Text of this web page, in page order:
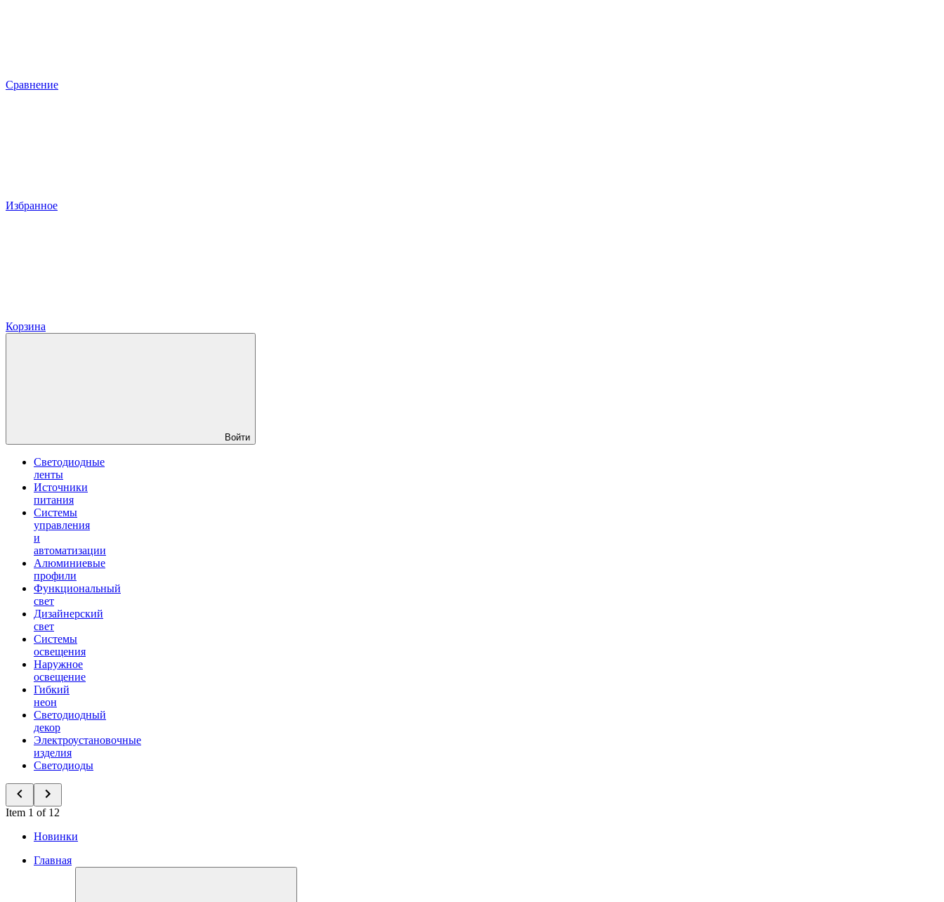
Сравнение
Избранное
Корзина
Войти
Светодиодные
ленты
Источники
питания
Системы
управления
и
автоматизации
Алюминиевые
профили
Функциональный
свет
Дизайнерский
свет
Системы
освещения
Наружное
освещение
Гибкий
неон
Светодиодный
декор
Электроустановочные
изделия
Светодиоды
Item 1 of 12
Новинки
Главная